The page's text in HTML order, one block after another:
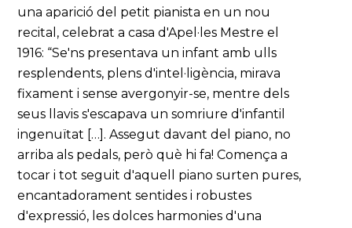
una aparició del petit pianista en un nou
recital, celebrat a casa d'Apel·les Mestre el
1916: “Se'ns presentava un infant amb ulls
resplendents, plens d'intel·ligència, mirava
fixament i sense avergonyir-se, mentre dels
seus llavis s'escapava un somriure d'infantil
ingenuïtat […]. Assegut davant del piano, no
arriba als pedals, però què hi fa! Comença a
tocar i tot seguit d'aquell piano surten pures,
encantadorament sentides i robustes
d'expressió, les dolces harmonies d'una